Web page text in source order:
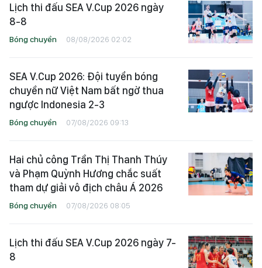
Lịch thi đấu SEA V.Cup 2026 ngày
8-8
Bóng chuyền 08/08/2026 02:02
SEA V.Cup 2026: Đội tuyển bóng
chuyền nữ Việt Nam bất ngờ thua
ngược Indonesia 2-3
Bóng chuyền 07/08/2026 09:13
Hai chủ công Trần Thị Thanh Thúy
và Phạm Quỳnh Hương chắc suất
tham dự giải vô địch châu Á 2026
Bóng chuyền 07/08/2026 08:05
Lịch thi đấu SEA V.Cup 2026 ngày 7-
8